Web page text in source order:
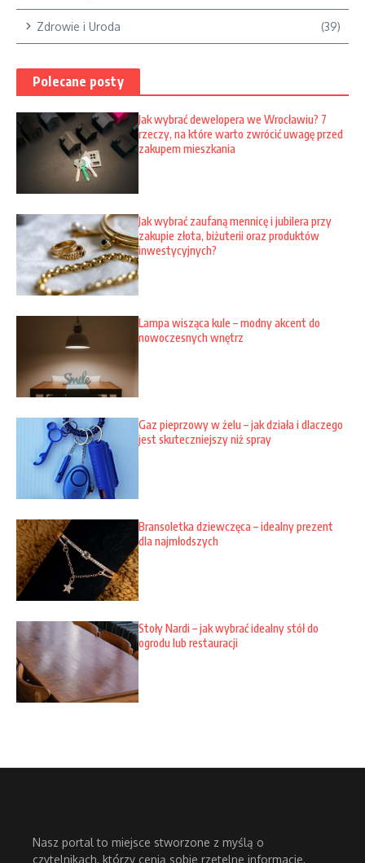
Zdrowie i Uroda (39)
Polecane posty
Jak wybrać dewelopera we Wrocławiu? 7
rzeczy, na które warto zwrócić uwagę przed
zakupem mieszkania
Jak wybrać zaufaną mennicę i jubilera przy
zakupie złota, biżuterii oraz produktów
inwestycyjnych?
Lampa wisząca kule – modny akcent do
nowoczesnych wnętrz
Gaz pieprzowy w żelu – jak działa i dlaczego
jest skuteczniejszy niż spray
Bransoletka dziewczęca – idealny prezent
dla najmłodszych
Stoły Nardi – jak wybrać idealny stół do
ogrodu lub restauracji
Nasz portal to miejsce stworzone z myślą o
czytelnikach, którzy cenią sobie rzetelne informacje,